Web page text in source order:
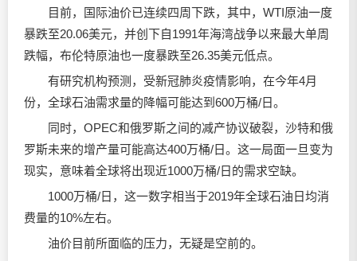
目前，国际油价已连续四周下跌，其中，WTI原油一度
暴跌至20.06美元，并创下自1991年海湾战争以来最大单周
跌幅，布伦特原油也一度暴跌至26.35美元低点。
有研究机构预测，受新冠肺炎疫情影响，在今年4月
份，全球石油需求量的降幅可能达到600万桶/日。
同时，OPEC和俄罗斯之间的减产协议破裂，沙特和俄
罗斯未来的增产量可能高达400万桶/日。这一局面一旦变为
现实，意味着全球将出现近1000万桶/日的需求空缺。
1000万桶/日，这一数字相当于2019年全球石油日均消
费量的10%左右。
油价目前所面临的压力，无疑是空前的。